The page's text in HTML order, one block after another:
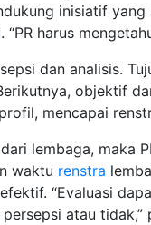
inisiatif yang
harus
dan analisis.
objektif
mencapai
lembaga, maka
waktu renstra
“Evaluasi
atau tidak,”